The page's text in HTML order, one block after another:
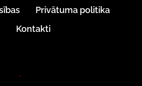
Privātuma politika
Kontakti